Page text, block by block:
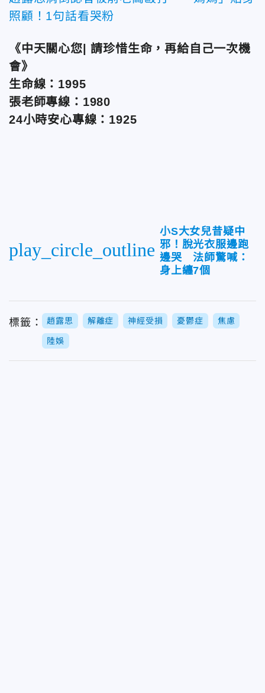
照顧！1句話看哭粉
《中天關心您| 請珍惜生命，再給自己一次機
會》
生命線：1995
張老師專線：1980
24小時安心專線：1925
play_circle_outline
小S大女兒昔疑中
邪！脫光衣服邊跑
邊哭 法師驚喊：
身上纏7個
標籤： 趙露思 解離症 神經受損 憂鬱症 焦慮
陸娛